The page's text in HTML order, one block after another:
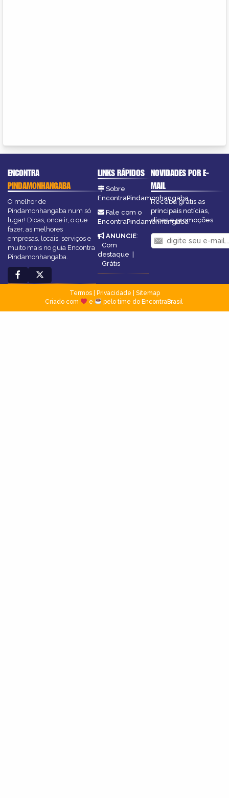
ENCONTRA
PINDAMONHANGABA
O melhor de
Pindamonhangaba num só
lugar! Dicas, onde ir, o que
fazer, as melhores
empresas, locais, serviços e
muito mais no guia Encontra
Pindamonhangaba.
LINKS RÁPIDOS
Sobre
EncontraPindamonhangaba
Fale com o
EncontraPindamonhangaba
ANUNCIE:
Com
destaque |
Grátis
NOVIDADES POR E-
MAIL
Receba grátis as
principais notícias,
dicas e promoções
Termos| Privacidade
Sitemap
Criado com
e pelo time do EncontraBrasil